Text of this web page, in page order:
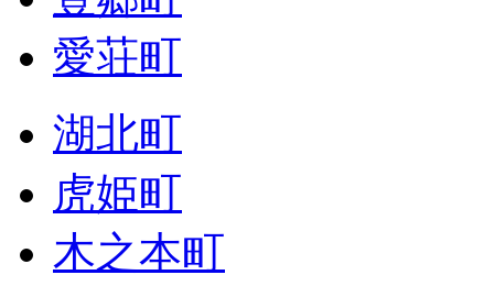
愛荘町
湖北町
虎姫町
木之本町